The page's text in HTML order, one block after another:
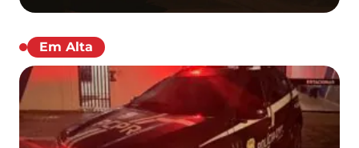
Em Alta